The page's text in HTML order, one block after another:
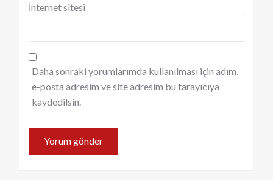
İnternet sitesi
Daha sonraki yorumlarımda kullanılması için adım,
e-posta adresim ve site adresim bu tarayıcıya
kaydedilsin.